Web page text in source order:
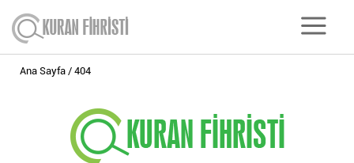
Ana Sayfa 404